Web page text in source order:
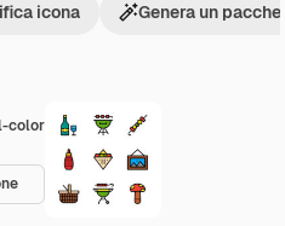
color
icona Genera un